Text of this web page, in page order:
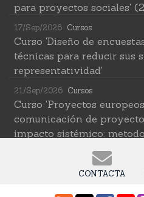
para proyectos sociales'
17/Sep/2026 Cursos
Curso 'Diseño de
técnicas para reducir sus
representatividad'
21/Sep/2026 Cursos
Curso 'Proyectos
comunicación de
impacto sistémico:
Cambio transformativa'
Cursos
CONTACTA